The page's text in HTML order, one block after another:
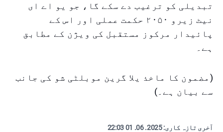
تبدیلی کو ترغیب دے سکے گا، جو یو اے ای
نیٹ زیرو ۲۰۵۰ حکمت عملی اور اس کے
پائیدار مرکوز مستقبل کی ویژن کے مطابق
ہے۔
(مضمون کا ماخذ یلا گرین موبلٹی شو کی جانب
سے بیان ہے۔)
آخری تازہ کاری:2025. 06. 01 22:03